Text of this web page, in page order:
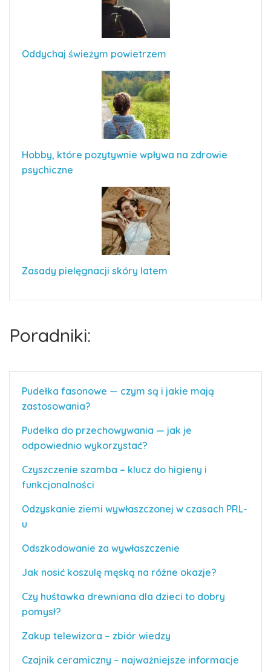
Oddychaj świeżym powietrzem
Hobby, które pozytywnie wpływa na zdrowie
psychiczne
Zasady pielęgnacji skóry latem
Poradniki:
Pudełka fasonowe — czym są i jakie mają
zastosowania?
Pudełka do przechowywania — jak je
odpowiednio wykorzystać?
Czyszczenie szamba – klucz do higieny i
funkcjonalności
Odzyskanie ziemi wywłaszczonej w czasach PRL-
u
Odszkodowanie za wywłaszczenie
Jak nosić koszulę męską na różne okazje?
Czy huśtawka drewniana dla dzieci to dobry
pomysł?
Zakup telewizora – zbiór wiedzy
Czajnik ceramiczny – najważniejsze informacje